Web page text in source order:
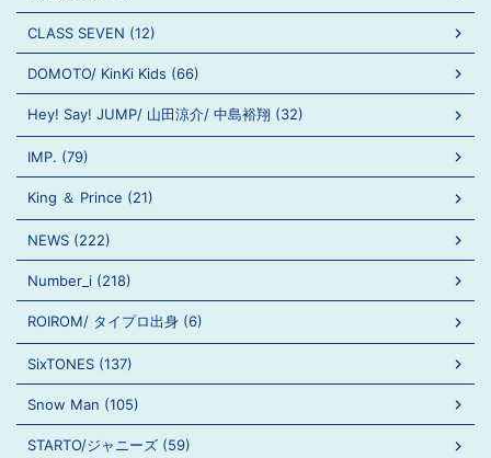
CLASS SEVEN (12)
DOMOTO/ KinKi Kids (66)
Hey! Say! JUMP/ 山田涼介/ 中島裕翔 (32)
IMP. (79)
King ＆ Prince (21)
NEWS (222)
Number_i (218)
ROIROM/ タイプロ出身 (6)
SixTONES (137)
Snow Man (105)
STARTO/ジャニーズ (59)